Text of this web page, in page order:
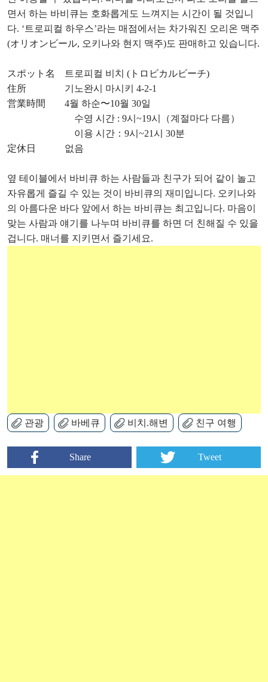
면서 하는 바비큐는 호화롭게도 느껴지는 시간이 될 것입니
다. ‘트로피컬 하우스’라는 매점에서는 차가워진 오리온 맥주
(オリオンビール, 오키나와 현지 맥주)도 판매하고 있습니다.
スポット名 트로피컬 비치 (トロビカルビーチ)
住所 기노완시 마시키 4-2-1
営業時間 4월 하순〜10월 30일
수영 시간 : 9시~19시（계절마다 다름）
이용 시간：9시~21시 30분
定休日 없음
옆 테이블에서 바비큐 하는 사람들과 친구가 되어 같이 놀고
자유롭게 즐길 수 있는 것이 바비큐의 재미입니다. 오키나와
의 아름다운 바다 앞에서 하는 바비큐는 최고입니다. 마음이
맞는 사람과 얘기를 나누며 바비큐를 하면 더 친해질 수 있을
겁니다. 매너를 지키면서 즐기세요.
관광 바베큐 비치.해변 친구 여행
Share Tweet